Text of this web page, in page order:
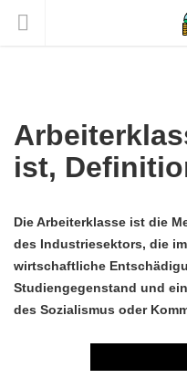
ist,
Die Arbeiterklasse ist die
des Industriesektors, die
wirtschaftliche
Studiengegenstand und
des Sozialismus oder